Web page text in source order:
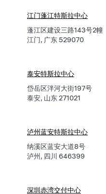
江门蓬江特斯拉中心
蓬江区建设三路143号2幢
江门, 广东 529070
泰安特斯拉中心
岱岳区泮河大街197号
泰安, 山东 271021
泸州蓝安特斯拉中心
纳溪区蓝安大道8号
泸州, 四川 646399
深圳赤湾交付中心